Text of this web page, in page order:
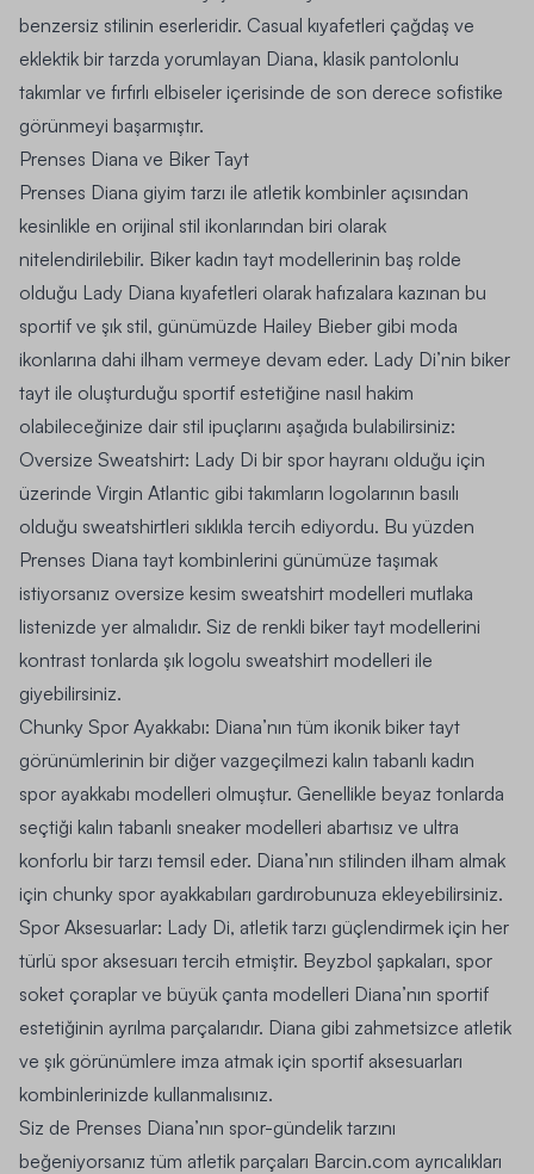
benzersiz stilinin eserleridir. Casual kıyafetleri çağdaş ve
eklektik bir tarzda yorumlayan Diana, klasik pantolonlu
takımlar ve fırfırlı elbiseler içerisinde de son derece sofistike
görünmeyi başarmıştır.
Prenses Diana ve Biker Tayt
Prenses Diana giyim tarzı ile atletik kombinler açısından
kesinlikle en orijinal stil ikonlarından biri olarak
nitelendirilebilir. Biker kadın tayt modellerinin baş rolde
olduğu Lady Diana kıyafetleri olarak hafızalara kazınan bu
sportif ve şık stil, günümüzde Hailey Bieber gibi moda
ikonlarına dahi ilham vermeye devam eder. Lady Di’nin biker
tayt ile oluşturduğu sportif estetiğine nasıl hakim
olabileceğinize dair stil ipuçlarını aşağıda bulabilirsiniz:
Oversize Sweatshirt: Lady Di bir spor hayranı olduğu için
üzerinde Virgin Atlantic gibi takımların logolarının basılı
olduğu sweatshirtleri sıklıkla tercih ediyordu. Bu yüzden
Prenses Diana tayt kombinlerini günümüze taşımak
istiyorsanız oversize kesim sweatshirt modelleri mutlaka
listenizde yer almalıdır. Siz de renkli biker tayt modellerini
kontrast tonlarda şık logolu sweatshirt modelleri ile
giyebilirsiniz.
Chunky Spor Ayakkabı: Diana’nın tüm ikonik biker tayt
görünümlerinin bir diğer vazgeçilmezi kalın tabanlı kadın
spor ayakkabı modelleri olmuştur. Genellikle beyaz tonlarda
seçtiği kalın tabanlı sneaker modelleri abartısız ve ultra
konforlu bir tarzı temsil eder. Diana’nın stilinden ilham almak
için chunky spor ayakkabıları gardırobunuza ekleyebilirsiniz.
Spor Aksesuarlar: Lady Di, atletik tarzı güçlendirmek için her
türlü spor aksesuarı tercih etmiştir. Beyzbol şapkaları, spor
soket çoraplar ve büyük çanta modelleri Diana’nın sportif
estetiğinin ayrılma parçalarıdır. Diana gibi zahmetsizce atletik
ve şık görünümlere imza atmak için sportif aksesuarları
kombinlerinizde kullanmalısınız.
Siz de Prenses Diana’nın spor-gündelik tarzını
beğeniyorsanız tüm atletik parçaları Barcin.com ayrıcalıkları